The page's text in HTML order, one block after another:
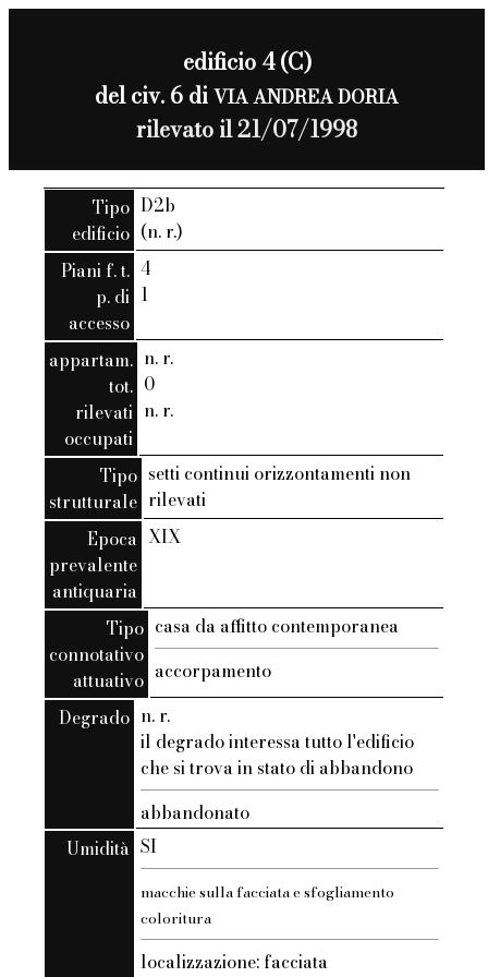
edificio 4 (C)
del civ. 6 diVIA ANDREA DORIA
rilevato il 21/07/1998
Tipo
edificio
D2b
(n. r.)
Piani f. t.
p. di
accesso
4
1
appartam.
tot.
rilevati
occupati
n. r.
0
n. r.
Tipo
strutturale
setti continui orizzontamenti non
rilevati
Epoca
prevalente
antiquaria
XIX
Tipo
connotativo
attuativo
casa da affitto contemporanea
accorpamento
Degrado n. r.
il degrado interessa tutto l'edificio
che si trova in stato di abbandono
abbandonato
Umidità SI
macchie sulla facciata e sfogliamento
coloritura
localizzazione: facciata